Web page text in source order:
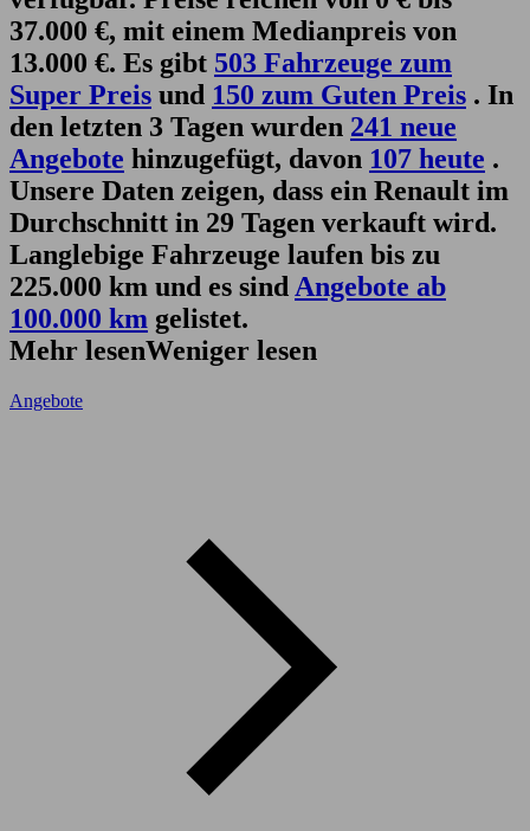
37.000 €, mit einem Medianpreis von
13.000 €. Es gibt 503 Fahrzeuge zum
Super Preis und 150 zum Guten Preis . In
den letzten 3 Tagen wurden 241 neue
Angebote hinzugefügt, davon 107 heute .
Unsere Daten zeigen, dass ein Renault im
Durchschnitt in 29 Tagen verkauft wird.
Langlebige Fahrzeuge laufen bis zu
225.000 km und es sind Angebote ab
100.000 km gelistet.
Mehr lesenWeniger lesen
Angebote